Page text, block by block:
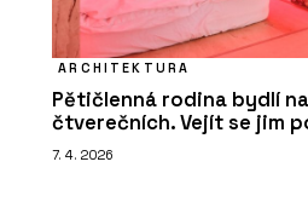
ARCHITEKTURA
Pětičlenná rodina bydlí
čtverečních. Vejít se jim
7. 4. 2026